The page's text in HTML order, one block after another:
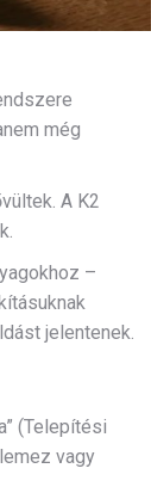
még
A K2
–
jelentenek.
(Telepítési
vagy